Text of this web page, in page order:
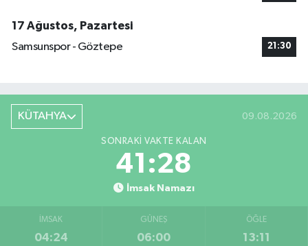
17 Ağustos, Pazartesi
Samsunspor - Göztepe
21:30
KÜTAHYA 09.08.2026
SONRAKI VAKTE KALAN
41:27
İmsak Namazı
İMSAK
04:24
GÜNEŞ
06:00
ÖĞLE
13:11